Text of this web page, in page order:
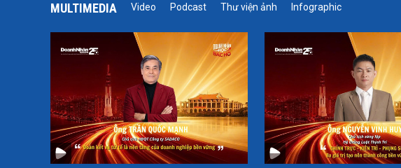
MULTIMEDIA Video Podcast Thư viện ảnh Infographic